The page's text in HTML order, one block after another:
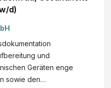
d)
und
Geräten enge
sowie den…